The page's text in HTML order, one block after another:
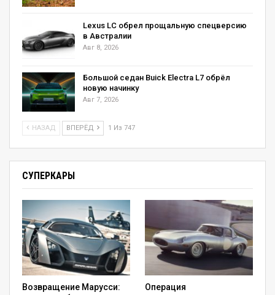
Lexus LC обрел прощальную спецверсию
в Австралии
Авг 8, 2026
Большой седан Buick Electra L7 обрёл
новую начинку
Авг 7, 2026
НАЗАД ВПЕРЁД 1 Из 747
СУПЕРКАРЫ
Возвращение Марусси:
Операция